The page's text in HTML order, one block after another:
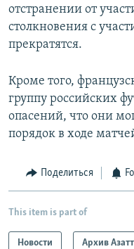
отстранении от
столкновения с
прекратятся.
Кроме того,
группу российских
опасений, что они
порядок в ходе
Поделиться
This item is part of
Новости Архив